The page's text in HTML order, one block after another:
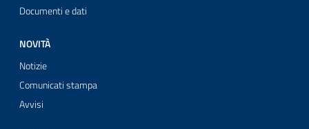
Documenti e dati
NOVITÀ
Notizie
Comunicati stampa
Avvisi